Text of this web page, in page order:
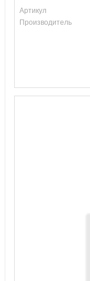
Артикул
Производитель